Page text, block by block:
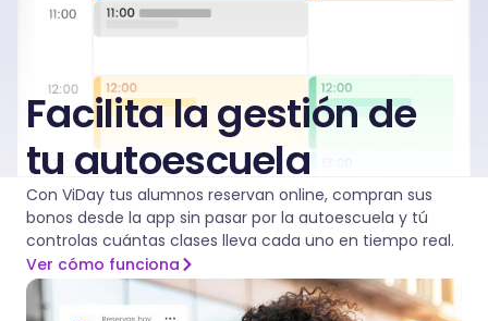
Facilita la gestión de
tu autoescuela
Con ViDay tus alumnos reservan online, compran sus
bonos desde la app sin pasar por la autoescuela y tú
controlas cuántas clases lleva cada uno en tiempo real.
Ver cómo funciona